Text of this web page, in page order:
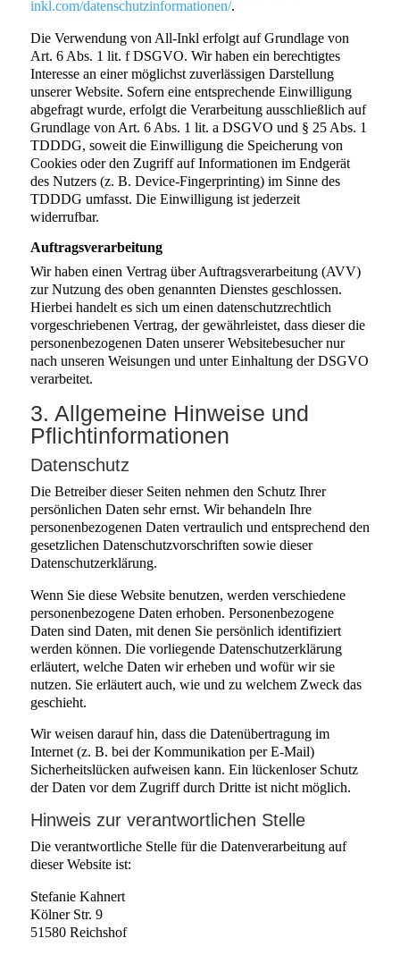
inkl.com/datenschutzinformationen/.
Die Verwendung von All-Inkl erfolgt auf Grundlage von
Art. 6 Abs. 1 lit. f DSGVO. Wir haben ein berechtigtes
Interesse an einer möglichst zuverlässigen Darstellung
unserer Website. Sofern eine entsprechende Einwilligung
abgefragt wurde, erfolgt die Verarbeitung ausschließlich auf
Grundlage von Art. 6 Abs. 1 lit. a DSGVO und § 25 Abs. 1
TDDDG, soweit die Einwilligung die Speicherung von
Cookies oder den Zugriff auf Informationen im Endgerät
des Nutzers (z. B. Device-Fingerprinting) im Sinne des
TDDDG umfasst. Die Einwilligung ist jederzeit
widerrufbar.
Auftragsverarbeitung
Wir haben einen Vertrag über Auftragsverarbeitung (AVV)
zur Nutzung des oben genannten Dienstes geschlossen.
Hierbei handelt es sich um einen datenschutzrechtlich
vorgeschriebenen Vertrag, der gewährleistet, dass dieser die
personenbezogenen Daten unserer Websitebesucher nur
nach unseren Weisungen und unter Einhaltung der DSGVO
verarbeitet.
3. Allgemeine Hinweise und
Pflicht­informationen
Datenschutz
Die Betreiber dieser Seiten nehmen den Schutz Ihrer
persönlichen Daten sehr ernst. Wir behandeln Ihre
personenbezogenen Daten vertraulich und entsprechend den
gesetzlichen Datenschutzvorschriften sowie dieser
Datenschutzerklärung.
Wenn Sie diese Website benutzen, werden verschiedene
personenbezogene Daten erhoben. Personenbezogene
Daten sind Daten, mit denen Sie persönlich identifiziert
werden können. Die vorliegende Datenschutzerklärung
erläutert, welche Daten wir erheben und wofür wir sie
nutzen. Sie erläutert auch, wie und zu welchem Zweck das
geschieht.
Wir weisen darauf hin, dass die Datenübertragung im
Internet (z. B. bei der Kommunikation per E-Mail)
Sicherheitslücken aufweisen kann. Ein lückenloser Schutz
der Daten vor dem Zugriff durch Dritte ist nicht möglich.
Hinweis zur verantwortlichen Stelle
Die verantwortliche Stelle für die Datenverarbeitung auf
dieser Website ist:
Stefanie Kahnert
Kölner Str. 9
51580 Reichshof